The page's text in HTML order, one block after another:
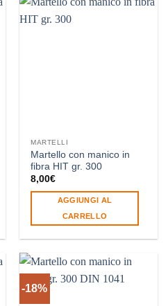
MARTELLI
Martello con manico in
fibra HIT gr. 300
8,00€
AGGIUNGI AL
CARRELLO
-18%